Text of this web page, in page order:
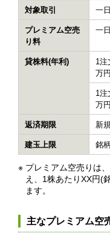
対象取引 一
プレミアム空売
り料
一
貸株料(年利)
1注
万
1注
万
返済期限 新
建玉上限 銘
※ プレミアム空売りは
え、1株あたりXX円(
ます。
主なプレミアム空